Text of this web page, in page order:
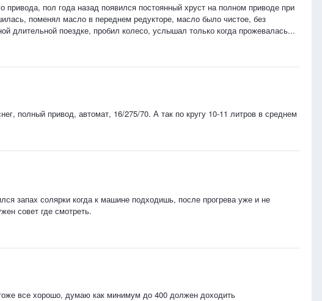
привода, пол года назад появился постоянный хруст на полном приводе при
поменял масло в переднем редукторе, масло было чистое, без
длительной поездке, пробил колесо, услышал только когда прожевалась...
полный привод, автомат, 16/275/70. А так по кругу 10-11 литров в среднем
запах солярки когда к машине подходишь, после прогрева уже и не
совет где смотреть.
все хорошо, думаю как минимум до 400 должен доходить